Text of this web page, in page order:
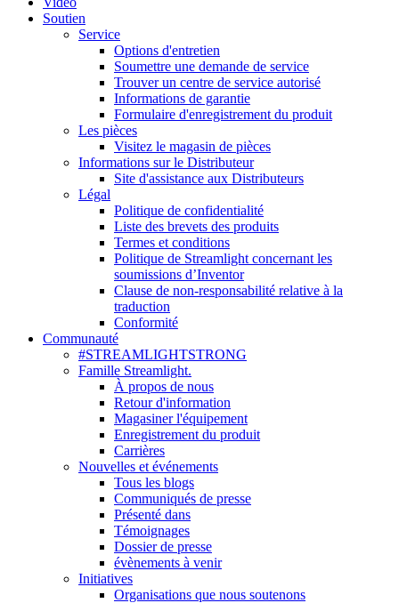
Soutien
Service
Options d'entretien
Soumettre une demande de service
Trouver un centre de service autorisé
Informations de garantie
Formulaire d'enregistrement du produit
Les pièces
Visitez le magasin de pièces
Informations sur le Distributeur
Site d'assistance aux Distributeurs
Légal
Politique de confidentialité
Liste des brevets des produits
Termes et conditions
Politique de Streamlight concernant les
soumissions d’Inventor
Clause de non-responsabilité relative à la
traduction
Conformité
Communauté
#STREAMLIGHTSTRONG
Famille Streamlight.
À propos de nous
Retour d'information
Magasiner l'équipement
Enregistrement du produit
Carrières
Nouvelles et événements
Tous les blogs
Communiqués de presse
Présenté dans
Témoignages
Dossier de presse
évènements à venir
Initiatives
Organisations que nous soutenons